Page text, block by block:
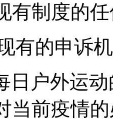
有制度的
有的申诉
日户外运
当前疫情